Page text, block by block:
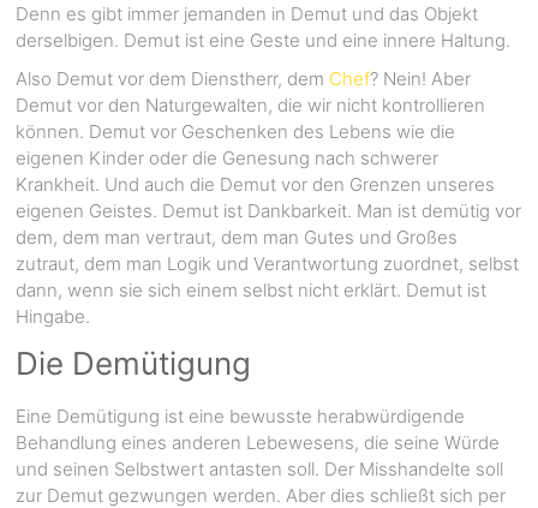
Denn es gibt immer jemanden in Demut und das Objekt
derselbigen. Demut ist eine Geste und eine innere Haltung.
Also Demut vor dem Dienstherr, dem Chef? Nein! Aber
Demut vor den Naturgewalten, die wir nicht kontrollieren
können. Demut vor Geschenken des Lebens wie die
eigenen Kinder oder die Genesung nach schwerer
Krankheit. Und auch die Demut vor den Grenzen unseres
eigenen Geistes. Demut ist Dankbarkeit. Man ist demütig vor
dem, dem man vertraut, dem man Gutes und Großes
zutraut, dem man Logik und Verantwortung zuordnet, selbst
dann, wenn sie sich einem selbst nicht erklärt. Demut ist
Hingabe.
Die Demütigung
Eine Demütigung ist eine bewusste herabwürdigende
Behandlung eines anderen Lebewesens, die seine Würde
und seinen Selbstwert antasten soll. Der Misshandelte soll
zur Demut gezwungen werden. Aber dies schließt sich per